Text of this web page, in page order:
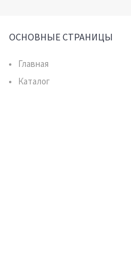
ОСНОВНЫЕ СТРАНИЦЫ
Главная
Каталог